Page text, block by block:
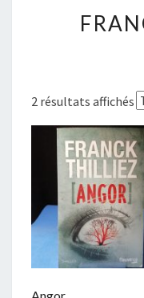
2 résultats affichés
Angor